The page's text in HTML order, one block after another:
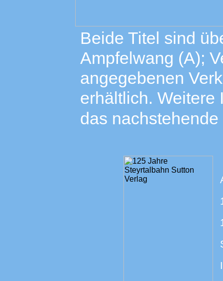
Beide Titel sind
Ampfelwang (A);
angegebenen
erhältlich. Weitere
das